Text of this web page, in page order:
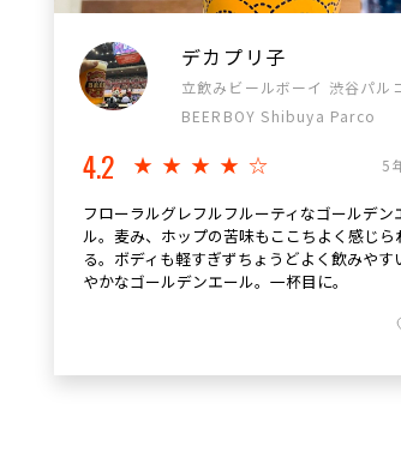
デカプリ子
立飲みビールボーイ 渋谷パル
BEERBOY Shibuya Parco
4.2 ★★★★☆ 5
フローラルグレフルフルーティなゴールデン
ル。麦み、ホップの苦味もここちよく感じら
る。ボディも軽すぎずちょうどよく飲みやす
やかなゴールデンエール。一杯目に。